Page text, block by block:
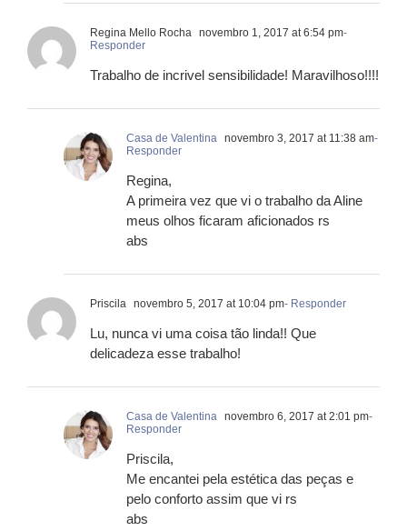
Regina Mello Rocha novembro 1, 2017 at 6:54 pm-
Responder
Trabalho de incrivel sensibilidade! Maravilhoso!!!!
Casa de Valentina novembro 3, 2017 at 11:38 am-
Responder
Regina,
A primeira vez que vi o trabalho da Aline
meus olhos ficaram aficionados rs
abs
Priscila novembro 5, 2017 at 10:04 pm- Responder
Lu, nunca vi uma coisa tão linda!! Que
delicadeza esse trabalho!
Casa de Valentina novembro 6, 2017 at 2:01 pm-
Responder
Priscila,
Me encantei pela estética das peças e
pelo conforto assim que vi rs
abs